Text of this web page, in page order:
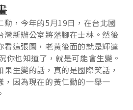
勳，今年的5月19日，在台北國
灣新辦公室將落腳在士林。然後
看這張圖，老黃後面的就是輝達
你也知道了，就是可能會生變。
生變的話，真的是國際笑話，
，因為現在的黃仁勳的一舉一